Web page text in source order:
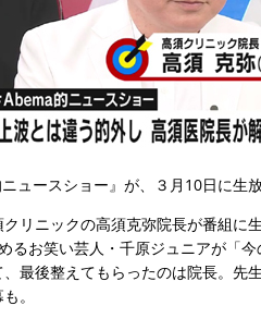
ュースショー』が、３月10日に生放
リニックの高須克弥院長が番組に生
るお笑い芸人・千原ジュニアが「
最後整えてもらったのは院長。先
。